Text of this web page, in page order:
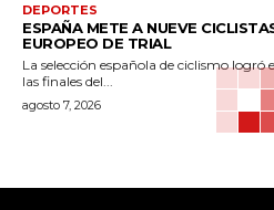
DEPORTES
ESPAÑA METE A NUEVE
EUROPEO DE TRIAL
La selección española de ciclismo logró
las finales del...
agosto 7, 2026